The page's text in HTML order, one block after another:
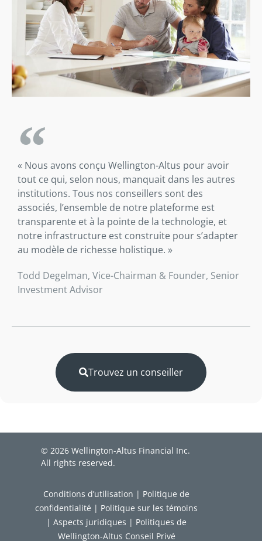
« Nous avons conçu Wellington-Altus pour avoir
tout ce qui, selon nous, manquait dans les autres
institutions. Tous nos conseillers sont des
associés, l’ensemble de notre plateforme est
transparente et à la pointe de la technologie, et
notre infrastructure est construite pour s’adapter
au modèle de richesse holistique. »
Todd Degelman, Vice-Chairman & Founder, Senior
Investment Advisor
Trouvez un conseiller
© 2026 Wellington-Altus Financial Inc.
All rights reserved.
Conditions d’utilisation | Politique de
confidentialité | Politique sur les témoins
| Aspects juridiques | Politiques de
Wellington-Altus Conseil Privé